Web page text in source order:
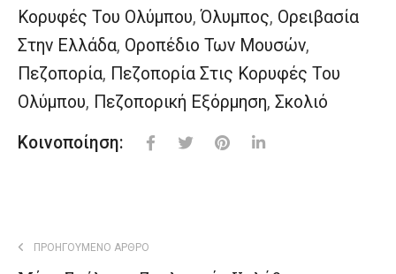
Κορυφές Του Ολύμπου,Όλυμπος, Ορειβασία
Στην Ελλάδα, Οροπέδιο Των Μουσών,
Πεζοπορία, Πεζοπορία Στις Κορυφές Του
Ολύμπου, Πεζοπορική Εξόρμηση, Σκολιό
Κοινοποίηση:
ΠΡΟΗΓΟΎΜΕΝΟ ΆΡΘΡΟ